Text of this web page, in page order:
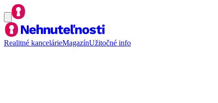
Realitné kancelárieMagazínUžitočné info